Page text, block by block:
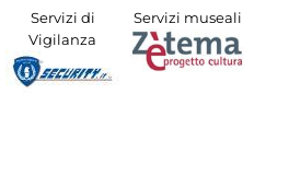
Servizi di
Vigilanza
Servizi museali